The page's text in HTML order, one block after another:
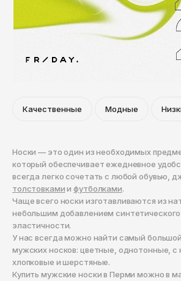
Панамы
Ремни
Reebok
Ripndip
Salomon
The North Face
Thrasher
Timberland
Vans
ZNY
ОКТЯБРЬ
Качественные Модные
Носки — это один из необходимых
который обеспечивает ежедневное
всегда легко сочетать с любой обувью,
толстовкамиифутболками.
Чаще всего носки изготавливаются из
небольшим добавлением
эластичности.
У нас всегда можно найти самый
мужских носков: цветные, однотонные, с
хлопковые и шерстяные.
Купить мужские носки в Перми можно в
Набережные Челны
Назрань
Нижнекамск
Нижний Новгород
Новокузнецк
Новосибирск
Норильск
Обнинск